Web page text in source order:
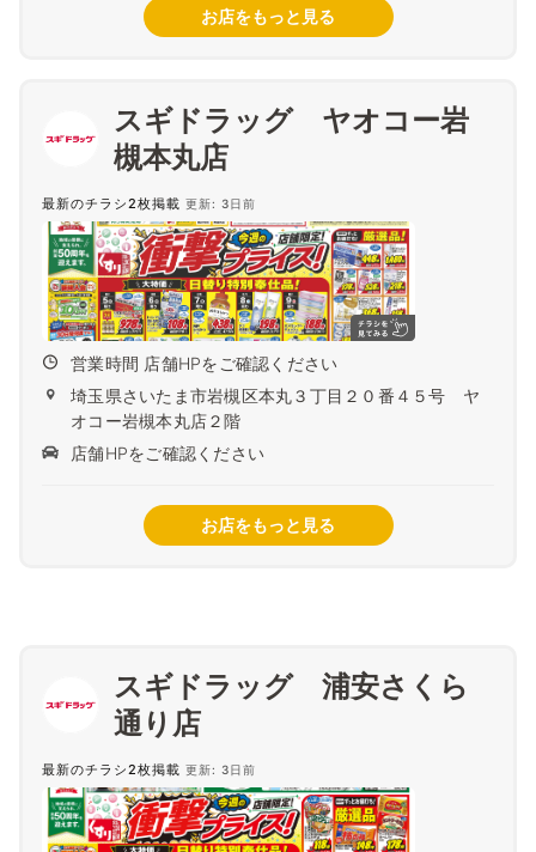
お店をもっと見る
スギドラッグ ヤオコー岩
槻本丸店
最新のチラシ2枚掲載 更新: 3日前
営業時間 店舗HPをご確認ください
埼玉県さいたま市岩槻区本丸３丁目２０番４５号 ヤ
オコー岩槻本丸店２階
店舗HPをご確認ください
お店をもっと見る
スギドラッグ 浦安さくら
通り店
最新のチラシ2枚掲載 更新: 3日前